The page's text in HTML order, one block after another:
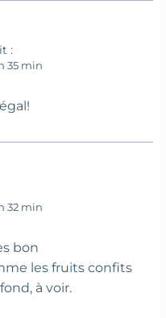
:
35 min
32 min
bon
les fruits confits
à voir.